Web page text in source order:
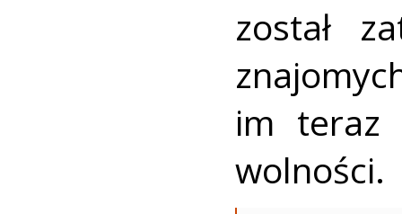
został
im teraz
wolności.